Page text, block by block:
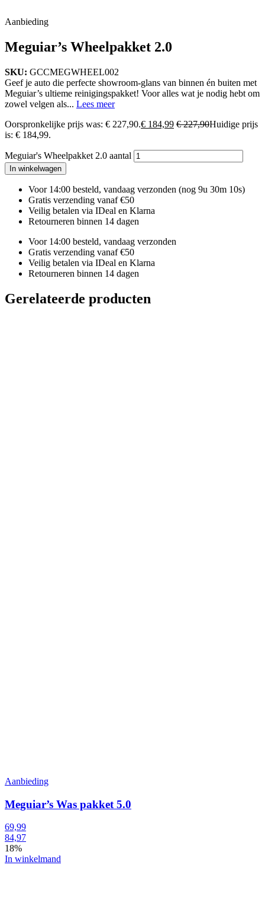
Aanbieding
Meguiar’s Wheelpakket 2.0
SKU: GCCMEGWHEEL002
Geef je auto die perfecte showroom-glans van binnen én buiten met
Meguiar’s ultieme reinigingspakket! Voor alles wat je nodig hebt om
zowel velgen als... Lees meer
Oorspronkelijke prijs was: € 227,90.€ 184,99 €227,90Huidige prijs
is: € 184,99.
Meguiar's Wheelpakket 2.0 aantal
In winkelwagen
Voor 14:00 besteld, vandaag verzonden (nog 9u 30m 9s)
Gratis verzending vanaf €50
Veilig betalen via IDeal en Klarna
Retourneren binnen 14 dagen
Voor 14:00 besteld, vandaag verzonden
Gratis verzending vanaf €50
Veilig betalen via IDeal en Klarna
Retourneren binnen 14 dagen
Gerelateerde producten
Aanbieding
Meguiar’s Was pakket 5.0
69,99
84,97
18%
In winkelmand